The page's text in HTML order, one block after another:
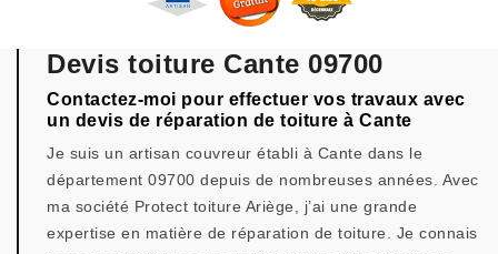
Devis toiture Cante 09700
Contactez-moi pour effectuer vos travaux avec
un devis de réparation de toiture à Cante
Je suis un artisan couvreur établi à Cante dans le
département 09700 depuis de nombreuses années. Avec
ma société Protect toiture Ariège, j’ai une grande
expertise en matière de réparation de toiture. Je connais